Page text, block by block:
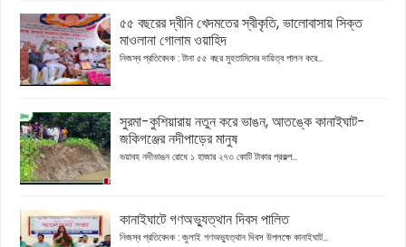
৫৫ বছরের দ্বীনি খেদমতের স্বীকৃতি, ভালোবাসায় সিক্ত
মাওলানা গোলাম ওয়াহিদ
নিজস্ব প্রতিবেদক : টানা ৫৫ বছর মুহতামিমের দায়িত্ব পালন করে...
সুরমা-কুশিয়ারায় নতুন করে ভাঙন, আতঙ্কে কানাইঘাট-
জকিগঞ্জের নদীপাড়ের মানুষ
ভয়াবহ নদীভাঙন রোধে ১ হাজার ২৭৩ কোটি টাকার প্রকল্প...
কানাইঘাটে গণঅভ্যুত্থান দিবস পালিত
নিজস্ব প্রতিবেদক : জুলাই গণঅভ্যুত্থান দিবস উপলক্ষে কানাইঘাট...